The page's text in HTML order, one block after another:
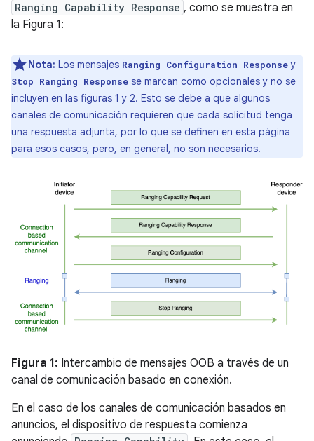
Ranging Capability Response , como se muestra en
la Figura 1:
Nota: Los mensajes Ranging Configuration Responsey
Stop Ranging Response se marcan como opcionales y no se
incluyen en las figuras 1 y 2. Esto se debe a que algunos
canales de comunicación requieren que cada solicitud tenga
una respuesta adjunta, por lo que se definen en esta página
para esos casos, pero, en general, no son necesarios.
Figura 1: Intercambio de mensajes OOB a través de un
canal de comunicación basado en conexión.
En el caso de los canales de comunicación basados en
anuncios, el dispositivo de respuesta comienza